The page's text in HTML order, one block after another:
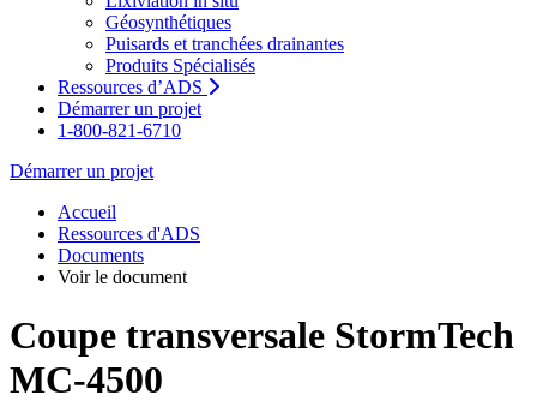
Géosynthétiques
Puisards et tranchées drainantes
Produits Spécialisés
Ressources d’ADS
Démarrer un projet
1-800-821-6710
Démarrer un projet
Accueil
Ressources d'ADS
Documents
Voir le document
Coupe transversale StormTech
MC-4500